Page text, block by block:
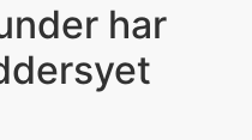
har